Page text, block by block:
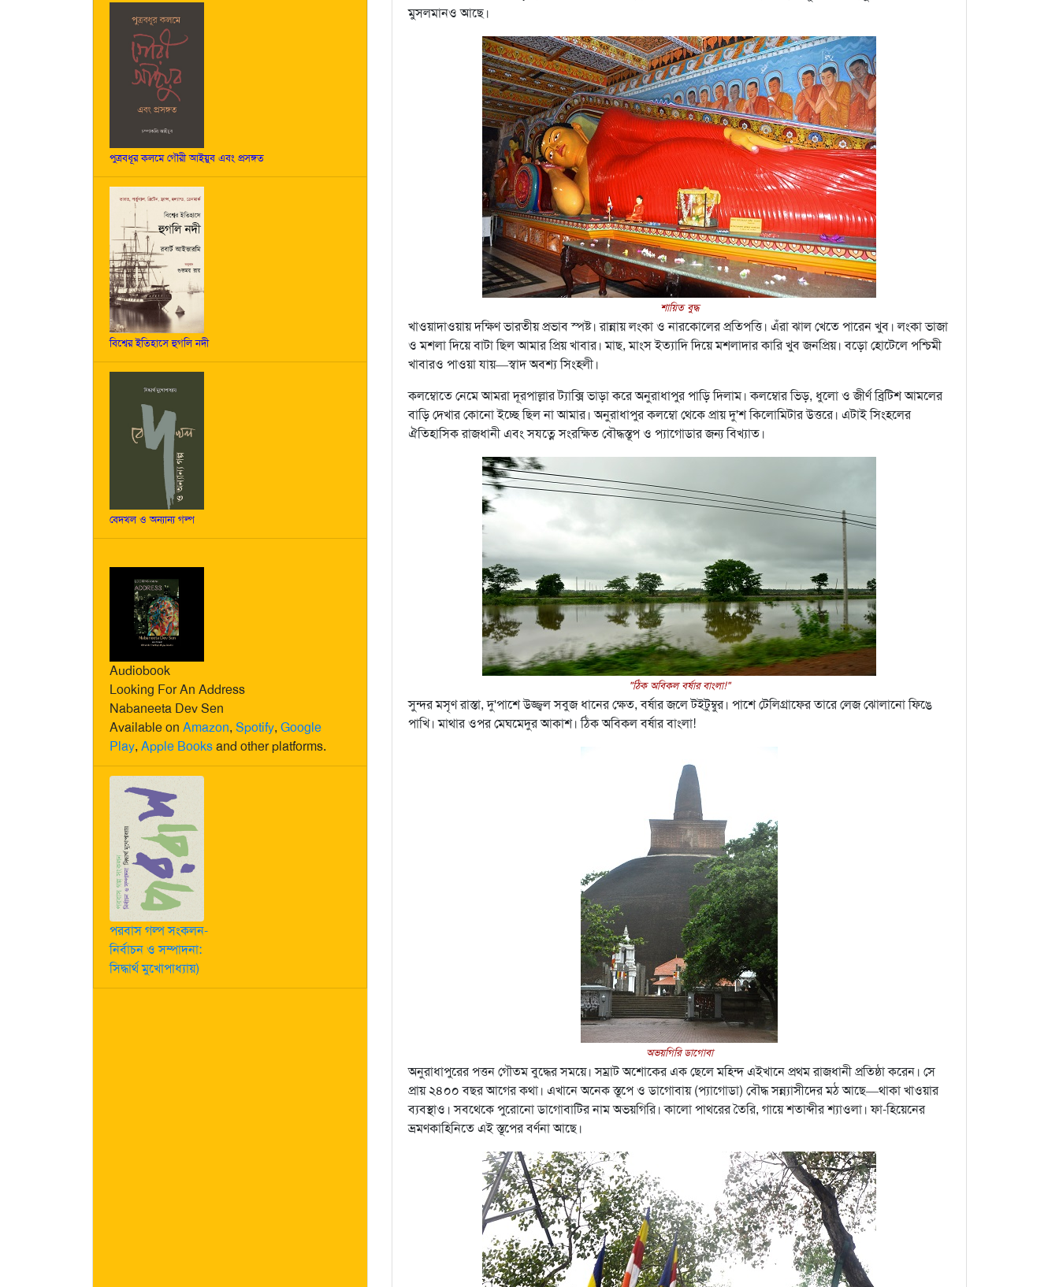
পুত্রবধূর কলমে গৌরী আইয়ুব এবং প্রসঙ্গত
বিশ্বের ইতিহাসে হুগলি নদী
বেদখল ও অন্যান্য গল্প
Audiobook
Looking For An Address
Nabaneeta Dev Sen
Available on Amazon, Spotify, Google
Play, Apple Booksand other platforms.
পরবাস গল্প সংকলন-
নির্বাচন ও সম্পাদনা:
সিদ্ধার্থ মুখোপাধ্যায়)
মুসলমানও আছে।
শায়িত বুদ্ধ
খাওয়াদাওয়ায় দক্ষিণ ভারতীয় প্রভাব স্পষ্ট। রান্নায় লংকা ও নারকোলের প্রতিপত্তি। এঁরা ঝাল খেতে পারেন খুব। লংকা ভাজা
ও মশলা দিয়ে বাটা ছিল আমার প্রিয় খাবার। মাছ, মাংস ইত্যাদি দিয়ে মশলাদার কারি খুব জনপ্রিয়। বড়ো হোটেলে পশ্চিমী
খাবারও পাওয়া যায়—স্বাদ অবশ্য সিংহলী।
কলম্বোতে নেমে আমরা দূরপাল্লার ট্যাক্সি ভাড়া করে অনুরাধাপুর পাড়ি দিলাম। কলম্বোর ভিড়, ধুলো ও জীর্ণ ব্রিটিশ আমলের
বাড়ি দেখার কোনো ইচ্ছে ছিল না আমার। অনুরাধাপুর কলম্বো থেকে প্রায় দু'শ কিলোমিটার উত্তরে। এটাই সিংহলের
ঐতিহাসিক রাজধানী এবং সযত্নে সংরক্ষিত বৌদ্ধস্তূপ ও প্যাগোডার জন্য বিখ্যাত।
"ঠিক অবিকল বর্ষার বাংলা!"
সুন্দর মসৃণ রাস্তা, দু'পাশে উজ্জ্বল সবুজ ধানের ক্ষেত, বর্ষার জলে টইটুম্বুর। পাশে টেলিগ্রাফের তারে লেজ ঝোলানো ফিঙে
পাখি। মাথার ওপর মেঘমেদুর আকাশ। ঠিক অবিকল বর্ষার বাংলা!
অভয়গিরি ডাগোবা
অনুরাধাপুরের পত্তন গৌতম বুদ্ধের সময়ে। সম্রাট অশোকের এক ছেলে মহিন্দ এইখানে প্রথম রাজধানী প্রতিষ্ঠা করেন। সে
প্রায় ২৪০০ বছর আগের কথা। এখানে অনেক স্তূপে ও ডাগোবায় (প্যাগোডা) বৌদ্ধ সন্ন্যাসীদের মঠ আছে—থাকা খাওয়ার
ব্যবস্থাও। সবথেকে পুরোনো ডাগোবাটির নাম অভয়গিরি। কালো পাথরের তৈরি, গায়ে শতাব্দীর শ্যাওলা। ফা-হিয়েনের
ভ্রমণকাহিনিতে এই স্তূপের বর্ণনা আছে।